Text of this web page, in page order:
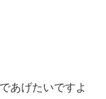
あげたいですよ